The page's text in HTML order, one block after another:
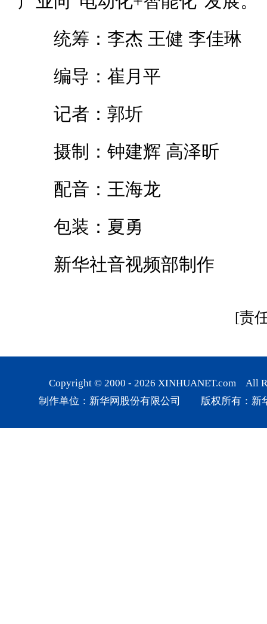
统筹：李杰 王健 李佳琳
编导：崔月平
记者：郭圻
摄制：钟建辉 高泽昕
配音：王海龙
包装：夏勇
新华社音视频部制作
[责
Copyright © 2000 - 2026 XINHUANET.com All
制作单位：新华网股份有限公司 版权所有：新